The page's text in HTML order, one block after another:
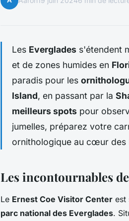
Les Everglades s'étendent
et de zones humides en
paradis pour les
Island, en passant par la
meilleurs spots pour
jumelles, préparez votre
ornithologique au cœur des
Les incontournables
Le Ernest Coe Visitor Center est
parc national des Everglades.